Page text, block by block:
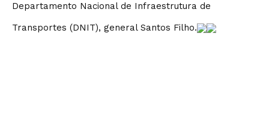
Departamento Nacional de Infraestrutura de
Transportes (DNIT), general Santos Filho.